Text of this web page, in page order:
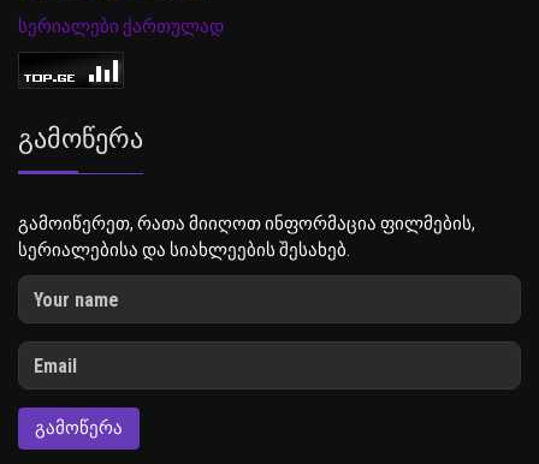
სერიალები ქართულად
Გამოწერა
გამოიწერეთ, რათა მიიღოთ ინფორმაცია ფილმების,
სერიალებისა და სიახლეების შესახებ.
ᲒᲐᲛᲝᲬᲔᲠᲐ